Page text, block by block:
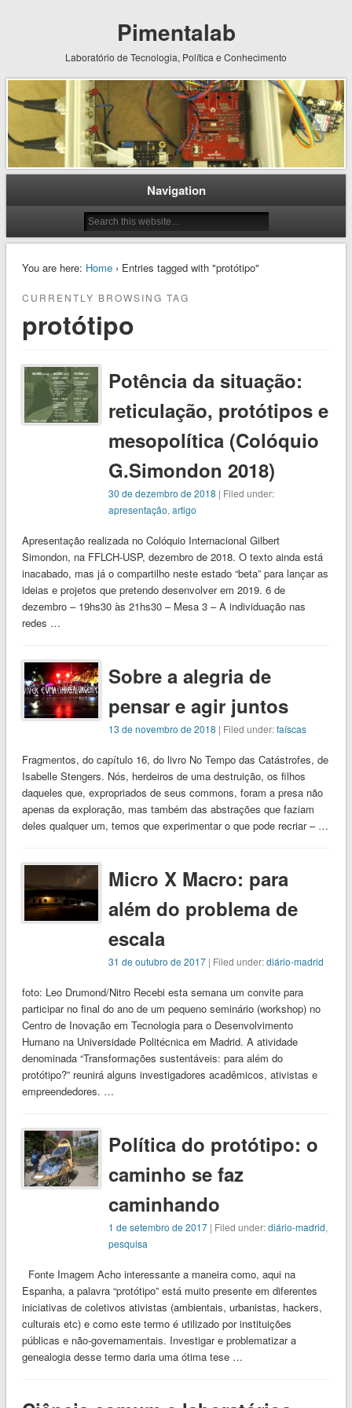
Pimentalab
Laboratório de Tecnologia, Política e Conhecimento
Navigation
You are here: Home› Entries tagged with "protótipo"
CURRENTLY BROWSING TAG
protótipo
Potência da situação:
reticulação, protótipos e
mesopolítica (Colóquio
G.Simondon 2018)
30 de dezembro de 2018 | Filed under:
apresentação,artigo
Apresentação realizada no Colóquio Internacional Gilbert
Simondon, na FFLCH-USP, dezembro de 2018. O texto ainda está
inacabado, mas já o compartilho neste estado “beta” para lançar as
ideias e projetos que pretendo desenvolver em 2019. 6 de
dezembro – 19hs30 às 21hs30 – Mesa 3 – A individuação nas
redes …
Sobre a alegria de
pensar e agir juntos
13 de novembro de 2018 | Filed under:faíscas
Fragmentos, do capítulo 16, do livro No Tempo das Catástrofes, de
Isabelle Stengers. Nós, herdeiros de uma destruição, os filhos
daqueles que, expropriados de seus commons, foram a presa não
apenas da exploração, mas também das abstrações que faziam
deles qualquer um, temos que experimentar o que pode recriar – …
Micro X Macro: para
além do problema de
escala
31 de outubro de 2017 | Filed under:diário-madrid
foto: Leo Drumond/Nitro Recebi esta semana um convite para
participar no final do ano de um pequeno seminário (workshop) no
Centro de Inovação em Tecnologia para o Desenvolvimento
Humano na Universidade Politécnica em Madrid. A atividade
denominada “Transformações sustentáveis: para além do
protótipo?” reunirá alguns investigadores acadêmicos, ativistas e
empreendedores. …
Política do protótipo: o
caminho se faz
caminhando
1 de setembro de 2017 | Filed under:diário-madrid,
pesquisa
Fonte Imagem Acho interessante a maneira como, aqui na
Espanha, a palavra “protótipo” está muito presente em diferentes
iniciativas de coletivos ativistas (ambientais, urbanistas, hackers,
culturais etc) e como este termo é utilizado por instituições
públicas e não-governamentais. Investigar e problematizar a
genealogia desse termo daria uma ótima tese …